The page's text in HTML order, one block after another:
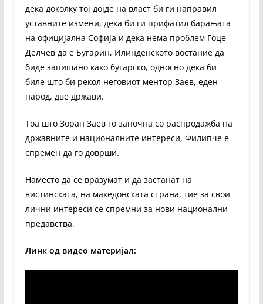
дека доколку тој дојде на власт би ги направил
уставните измени, дека би ги прифатил барањата
на официјална Софија и дека нема проблем Гоце
Делчев да е Бугарин, Илинденското востание да
биде запишано како бугарско, односно дека би
биле што би рекол неговиот ментор Заев, еден
народ, две држави.
Тоа што Зоран Заев го започна со распродажба на
државните и националните интереси, Филипче е
спремен да го доврши.
Наместо да се вразумат и да застанат на
вистинската, на македонската страна, тие за свои
лични интереси се спремни за нови национални
предавства.
Линк од видео материјал: